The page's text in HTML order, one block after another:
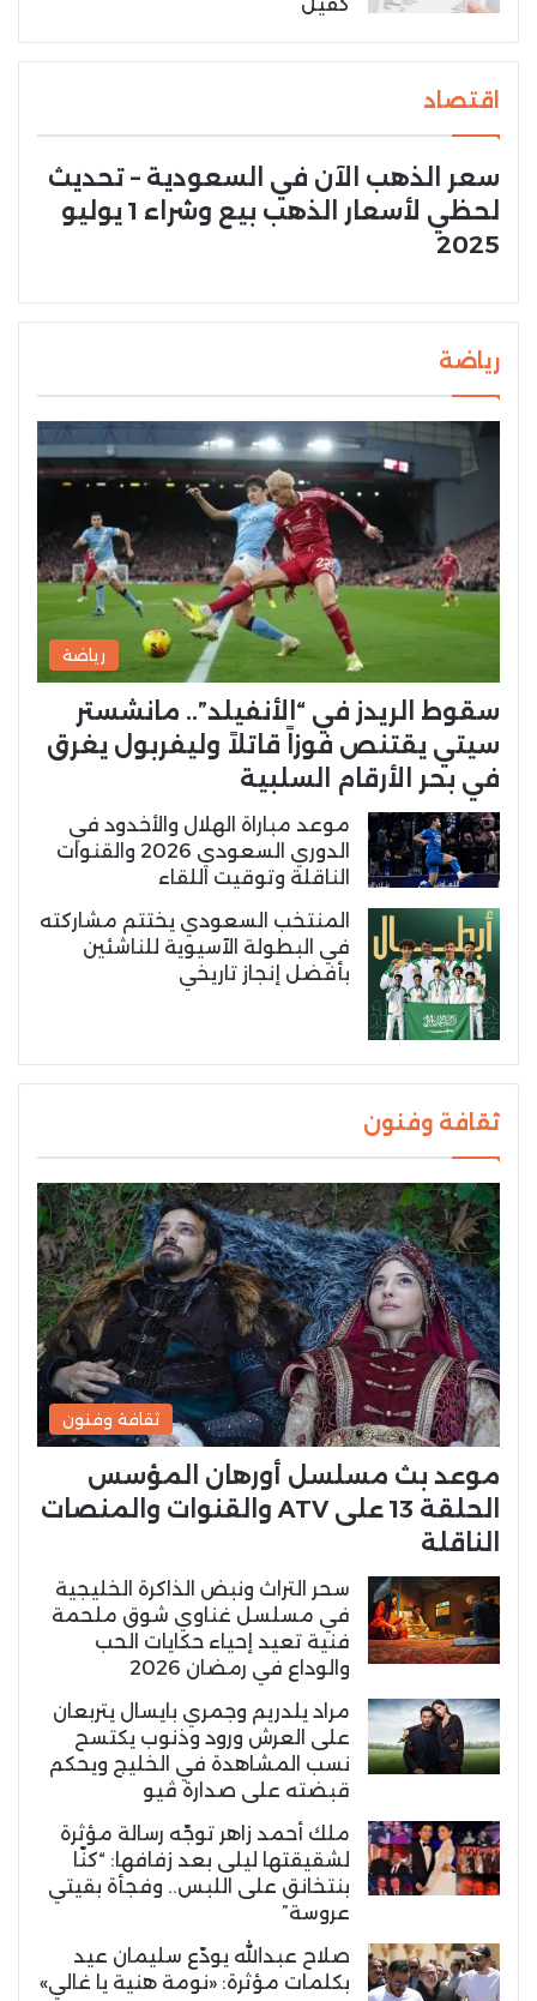
اقتصاد
سعر الذهب الآن في السعودية – تحديث
لحظي لأسعار الذهب بيع وشراء 1 يوليو
2025
رياضة
رياضة
سقوط الريدز في “الأنفيلد”.. مانشستر
سيتي يقتنص فوزاً قاتلاً وليفربول يغرق
في بحر الأرقام السلبية
موعد مباراة الهلال والأخدود في
الدوري السعودي 2026 والقنوات
الناقلة وتوقيت اللقاء
المنتخب السعودي يختتم مشاركته
في البطولة الآسيوية للناشئين
بأفضل إنجاز تاريخي
ثقافة وفنون
ثقافة وفنون
موعد بث مسلسل أورهان المؤسس
الحلقة 13 على ATV والقنوات والمنصات
الناقلة
سحر التراث ونبض الذاكرة الخليجية
في مسلسل غناوي شوق ملحمة
فنية تعيد إحياء حكايات الحب
والوداع في رمضان 2026
مراد يلدريم وجمري بايسال يتربعان
على العرش ورود وذنوب يكتسح
نسب المشاهدة في الخليج ويحكم
قبضته على صدارة ڤيو
ملك أحمد زاهر توجّه رسالة مؤثرة
لشقيقتها ليلى بعد زفافها: “كنّا
بنتخانق على اللبس.. وفجأة بقيتي
عروسة”
صلاح عبدالله يودّع سليمان عيد
بكلمات مؤثرة: «نومة هنية يا غالي»